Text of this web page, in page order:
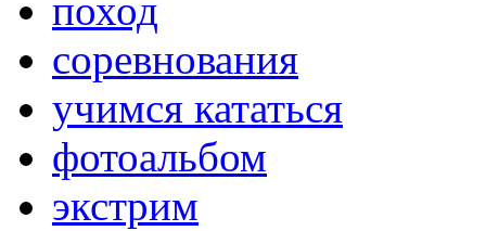
поход
соревнования
учимся кататься
фотоальбом
экстрим